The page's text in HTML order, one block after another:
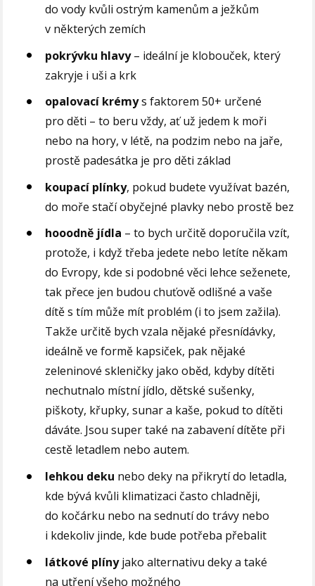
do vody kvůli ostrým kamenům a ježkům
v některých zemích
pokrývku hlavy– ideální je klobouček, který
zakryje i uši a krk
opalovací krémys faktorem 50+ určené
pro děti – to beru vždy, ať už jedem k moři
nebo na hory, v létě, na podzim nebo na jaře,
prostě padesátka je pro děti základ
koupací plínky, pokud budete využívat bazén,
do moře stačí obyčejné plavky nebo prostě bez
hooodně jídla – to bych určitě doporučila vzít,
protože, i když třeba jedete nebo letíte někam
do Evropy, kde si podobné věci lehce seženete,
tak přece jen budou chuťově odlišné a vaše
dítě s tím může mít problém (i to jsem zažila).
Takže určitě bych vzala nějaké přesnídávky,
ideálně ve formě kapsiček, pak nějaké
zeleninové skleničky jako oběd, kdyby dítěti
nechutnalo místní jídlo, dětské sušenky,
piškoty, křupky, sunar a kaše, pokud to dítěti
dáváte. Jsou super také na zabavení dítěte při
cestě letadlem nebo autem.
lehkou deku nebo deky na přikrytí do letadla,
kde bývá kvůli klimatizaci často chladněji,
do kočárku nebo na sednutí do trávy nebo
i kdekoliv jinde, kde bude potřeba přebalit
látkové plínyjako alternativu deky a také
na utření všeho možného